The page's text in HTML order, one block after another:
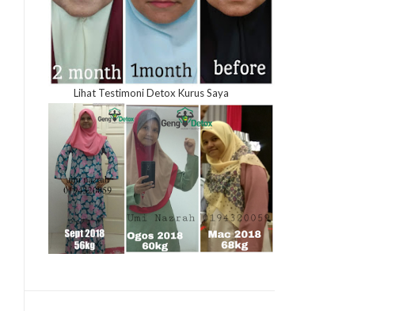
Lihat Testimoni Detox Kurus Saya